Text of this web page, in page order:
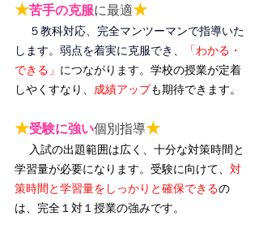
★苦手の克服に最適★
５教科対応、完全マンツーマンで指導いた
します。弱点を着実に克服でき、
「わかる・
できる」 につながります。 学校の授業が定着
しやくすなり、 成績アップも期待できます。
★受験に強い個別指導★
入試の出題範囲は広く、十分な対策時間と
学習量が必要になります。受験に向けて、 対
策時間と学習量をしっかりと確保できるの
は、完全１対１授業の強みです。